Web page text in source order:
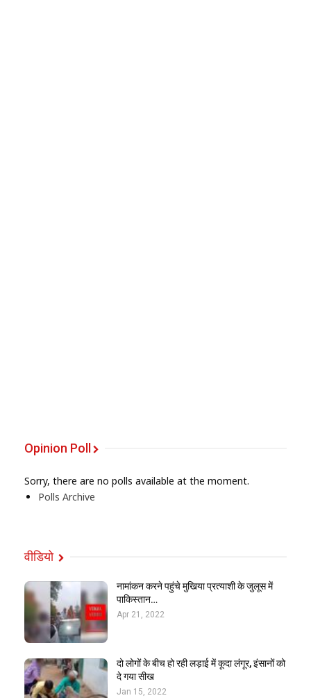
Opinion Poll
Sorry, there are no polls available at the moment.
Polls Archive
वीडियो
नामांकन करने पहुंचे मुखिया प्रत्याशी के जुलूस में
पाकिस्तान…
Apr 21, 2022
दो लोगों के बीच हो रही लड़ाई में कूदा लंगूर, इंसानों को
दे गया सीख
Jan 15, 2022